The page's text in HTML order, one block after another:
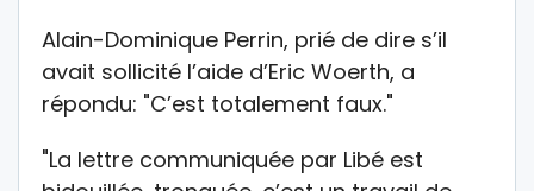
Alain-Dominique Perrin, prié de dire s’il
avait sollicité l’aide d’Eric Woerth, a
répondu: "C’est totalement faux."
"La lettre communiquée par Libé est